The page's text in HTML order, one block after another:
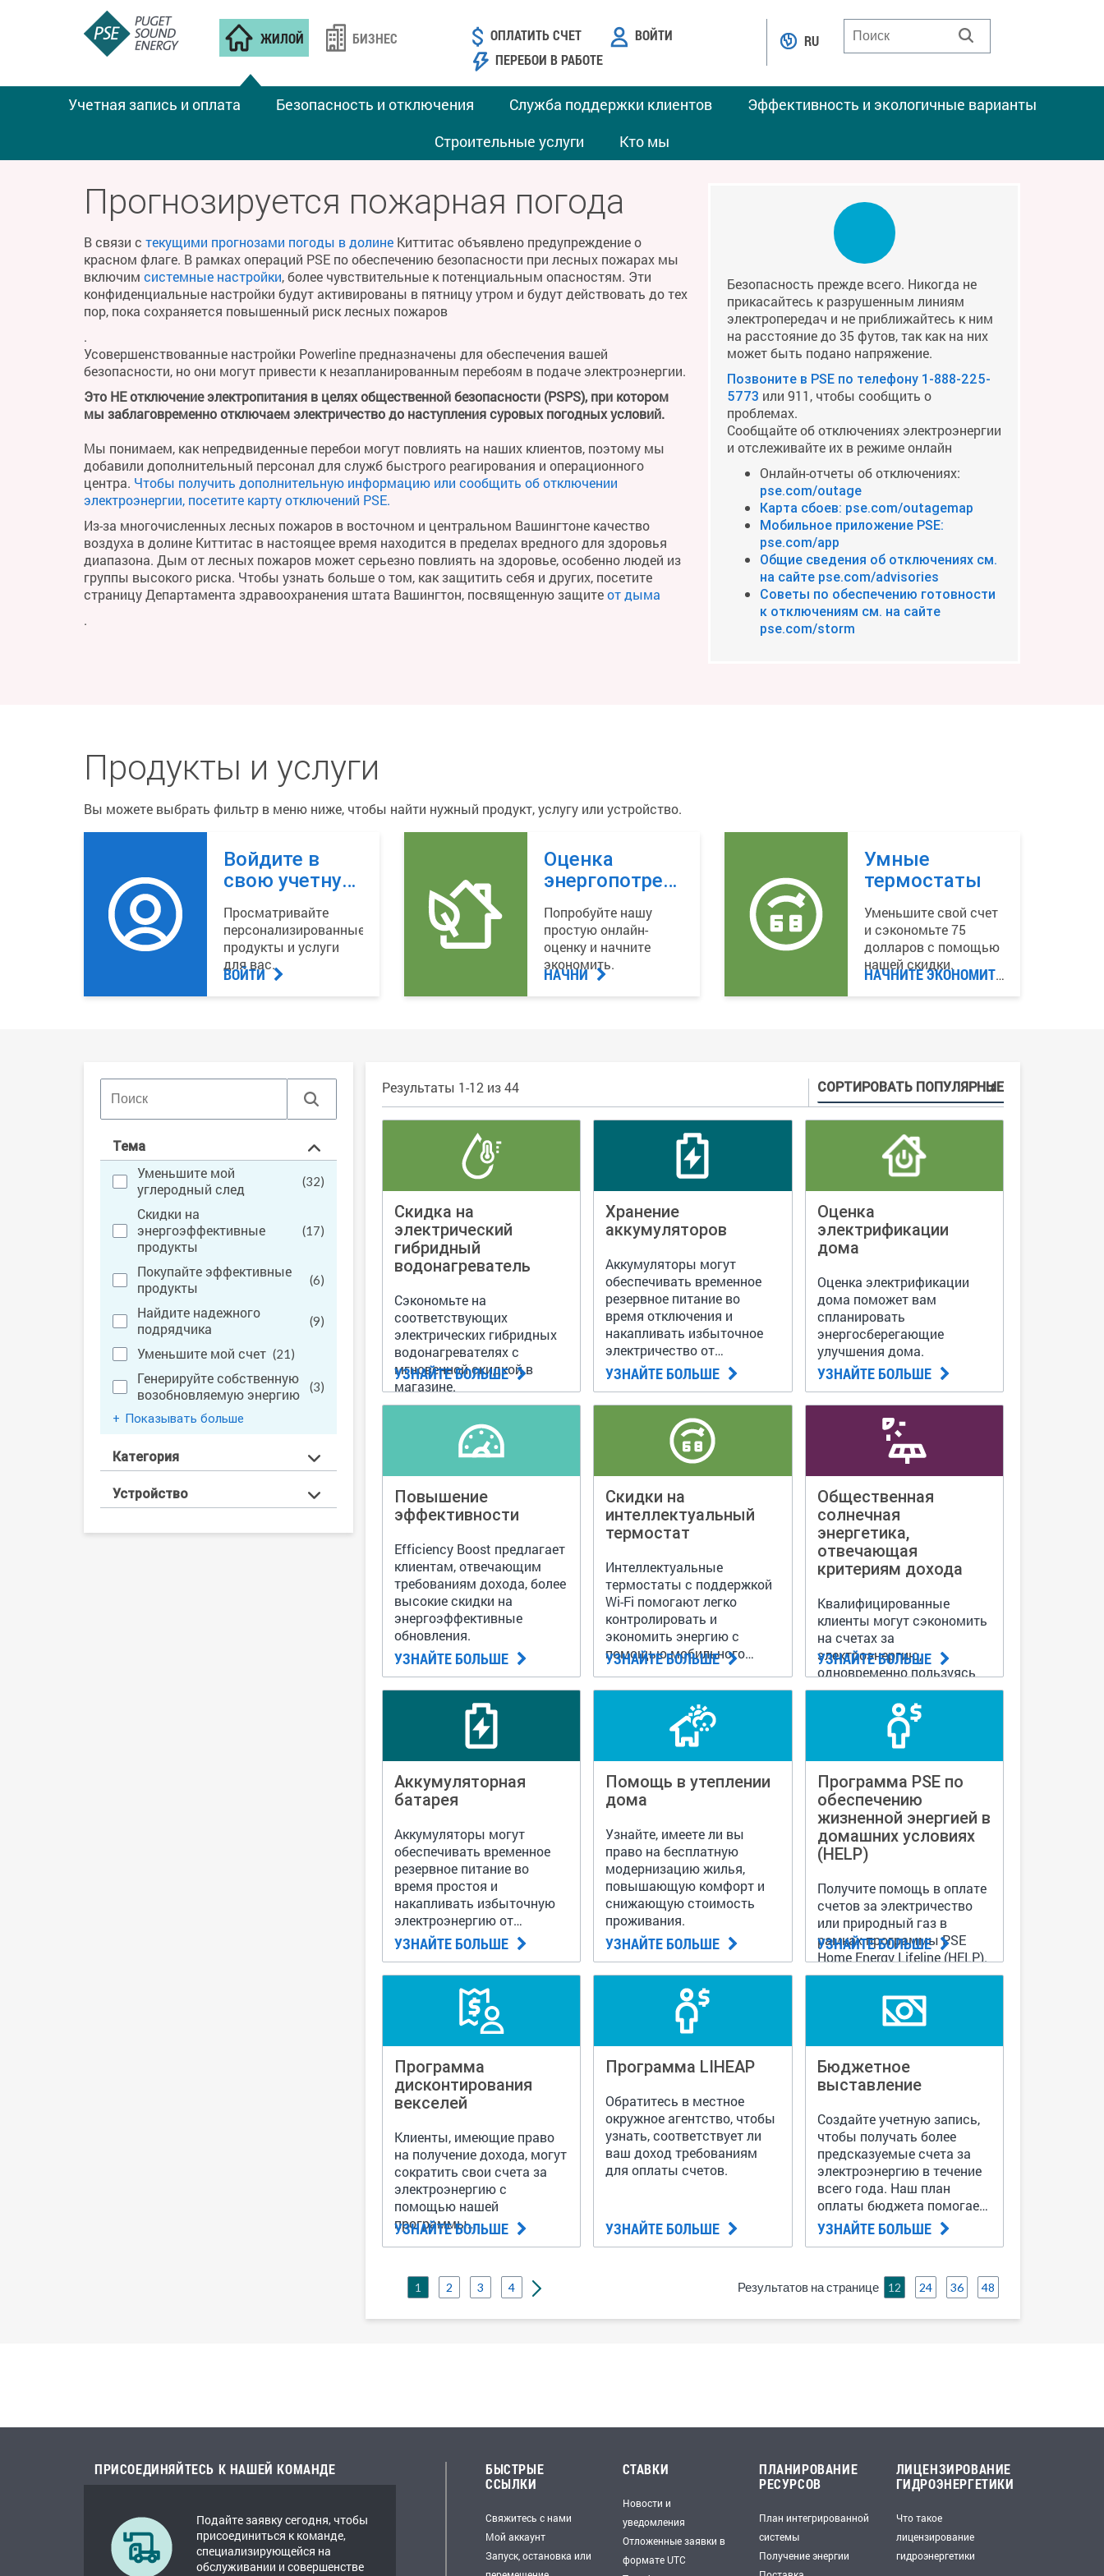
ЖИЛОЙ
Учетная запись и оплата Безопасность и отключения Служба поддержки клиентов
Эффективность и экологичные варианты
Строительные услуги
Кто мы
БИЗНЕС ОПЛАТИТЬ СЧЕТ
ВОЙТИ
ПЕРЕБОИ В РАБОТЕ
RU
Прогнозируется пожарная погода
В связи с текущими прогнозами погоды в долине Киттитас объявлено предупреждение о
красном флаге. В рамках операций PSE по обеспечению безопасности при лесных пожарах мы
включим системные настройки, более чувствительные к потенциальным опасностям. Эти
конфиденциальные настройки будут активированы в пятницу утром и будут действовать до тех
пор, пока сохраняется повышенный риск лесных пожаров
.
Усовершенствованные настройки Powerline предназначены для обеспечения вашей
безопасности, но они могут привести к незапланированным перебоям в подаче электроэнергии.
Это НЕ отключение электропитания в целях общественной безопасности (PSPS), при котором
мы заблаговременно отключаем электричество до наступления суровых погодных условий.
Мы понимаем, как непредвиденные перебои могут повлиять на наших клиентов, поэтому мы
добавили дополнительный персонал для служб быстрого реагирования и операционного
центра. Чтобы получить дополнительную информацию или сообщить об отключении
электроэнергии, посетите карту отключений PSE.
Из-за многочисленных лесных пожаров в восточном и центральном Вашингтоне качество
воздуха в долине Киттитас в настоящее время находится в пределах вредного для здоровья
диапазона. Дым от лесных пожаров может серьезно повлиять на здоровье, особенно людей из
группы высокого риска. Чтобы узнать больше о том, как защитить себя и других, посетите
страницу Департамента здравоохранения штата Вашингтон, посвященную защитеот дыма
.
Безопасность прежде всего. Никогда не
прикасайтесь к разрушенным линиям
электропередач и не приближайтесь к ним
на расстояние до 35 футов, так как на них
может быть подано напряжение.
Позвоните в PSE по телефону 1-888-225-
5773 или 911, чтобы сообщить о
проблемах.
Сообщайте об отключениях электроэнергии
и отслеживайте их в режиме онлайн
Онлайн-отчеты об отключениях:
pse.com/outage
Карта сбоев: pse.com/outagemap
Мобильное приложение PSE:
pse.com/app
Общие сведения об отключениях см.
на сайте pse.com/advisories
Советы по обеспечению готовности
к отключениям см. на сайте
pse.com/storm
Продукты и услуги
Вы можете выбрать фильтр в меню ниже, чтобы найти нужный продукт, услугу или устройство.
Войдите в
свою учетную
запись PSE
Просматривайте
персонализированные
продукты и услуги
для вас.
ВОЙТИ
Оценка
энергопотребления
дома
Попробуйте нашу
простую онлайн-
оценку и начните
экономить.
НАЧНИ
Умные
термостаты
Уменьшите свой счет
и сэкономьте 75
долларов с помощью
нашей скидки.
НАЧНИТЕ ЭКОНОМИТЬ
Тема
Уменьшите мой
углеродный след
(32)
Скидки на
энергоэффективные
продукты
(17)
Покупайте эффективные
продукты
(6)
Найдите надежного
подрядчика
(9)
Уменьшите мой счет (21)
Генерируйте собственную
возобновляемую энергию
(3)
Показывать больше
Категория
Устройство
Результаты 1-12 из44
Скидка на
электрический
гибридный
водонагреватель
Сэкономьте на
соответствующих
электрических гибридных
водонагревателях с
мгновенной скидкой в
магазине.
УЗНАЙТЕ БОЛЬШЕ
Хранение
аккумуляторов
Аккумуляторы могут
обеспечивать временное
резервное питание во
время отключения и
накапливать избыточное
электричество от
солнечных батарей на
крыше.
УЗНАЙТЕ БОЛЬШЕ
Оценка
электрификации
дома
Оценка электрификации
дома поможет вам
спланировать
энергосберегающие
улучшения дома.
УЗНАЙТЕ БОЛЬШЕ
Повышение
эффективности
Efficiency Boost предлагает
клиентам, отвечающим
требованиям дохода, более
высокие скидки на
энергоэффективные
обновления.
УЗНАЙТЕ БОЛЬШЕ
Скидки на
интеллектуальный
термостат
Интеллектуальные
термостаты с поддержкой
Wi-Fi помогают легко
контролировать и
экономить энергию с
помощью мобильного
приложения. Получите
скидку 75 долларов на
соответствующие модели.
УЗНАЙТЕ БОЛЬШЕ
Общественная
солнечная
энергетика,
отвечающая
критериям дохода
Квалифицированные
клиенты могут сэкономить
на счетах за
электроэнергию,
одновременно пользуясь
преимуществами 100%
местной солнечной
УЗНАЙТЕ БОЛЬШЕ
Аккумуляторная
батарея
Аккумуляторы могут
обеспечивать временное
резервное питание во
время простоя и
накапливать избыточную
электроэнергию от
солнечных батарей на
крыше.
УЗНАЙТЕ БОЛЬШЕ
Помощь в утеплении
дома
Узнайте, имеете ли вы
право на бесплатную
модернизацию жилья,
повышающую комфорт и
снижающую стоимость
проживания.
УЗНАЙТЕ БОЛЬШЕ
Программа PSE по
обеспечению
жизненной энергией в
домашних условиях
(HELP)
Получите помощь в оплате
счетов за электричество
или природный газ в
рамках программы PSE
Home Energy Lifeline (HELP).
УЗНАЙТЕ БОЛЬШЕ
Программа
дисконтирования
векселей
Клиенты, имеющие право
на получение дохода, могут
сократить свои счета за
электроэнергию с
помощью нашей
программы
дисконтирования счетов.
заявку, узнайте,
соответствуете ли вы
УЗНАЙТЕ БОЛЬШЕ
Программа LIHEAP
Обратитесь в местное
окружное агентство, чтобы
узнать, соответствует ли
ваш доход требованиям
для оплаты счетов.
УЗНАЙТЕ БОЛЬШЕ
Бюджетное
выставление
Создайте учетную запись,
чтобы получать более
предсказуемые счета за
электроэнергию в течение
всего года. Наш план
оплаты бюджета помогает
избежать высоких счетов в
зимние отопительные
УЗНАЙТЕ БОЛЬШЕ
1 2 3 4 Результатов на странице 12 24 36 48
ПРИСОЕДИНЯЙТЕСЬ К НАШЕЙ КОМАНДЕ
Подайте заявку сегодня, чтобы
присоединиться к команде,
специализирующейся на
обслуживании и совершенстве
БЫСТРЫЕ
ССЫЛКИ
Свяжитесь с нами
Мой аккаунт
Запуск, остановка или
СТАВКИ
Новости и
уведомления
Отложенные заявки в
формате UTC
ПЛАНИРОВАНИЕ
РЕСУРСОВ
План интегрированной
системы
Получение энергии
ЛИЦЕНЗИРОВАНИЕ
ГИДРОЭНЕРГЕТИКИ
Что такое
лицензирование
гидроэнергетики